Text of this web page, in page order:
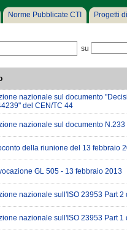
Norme Pubblicate CTI Progetti
su
nazionale sul documento
del CEN/TC 44
nazionale sul documento
della riunione del 13 febbraio
GL 505 - 13 febbraio 2013
nazionale sull'ISO 23953 Part 2
nazionale sull'ISO 23953 Part 1